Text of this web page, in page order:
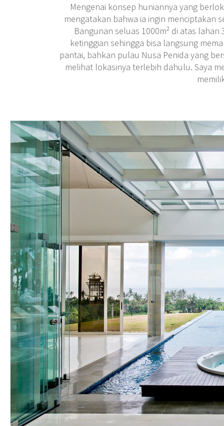
Mengenai konsep huniannya yang
mengatakan bahwa ia ingin menciptakan
Bangunan seluas 1000m² di atas
ketinggian sehingga bisa langsung
pantai, bahkan pulau Nusa Penida yang
melihat lokasinya terlebih dahulu. Saya